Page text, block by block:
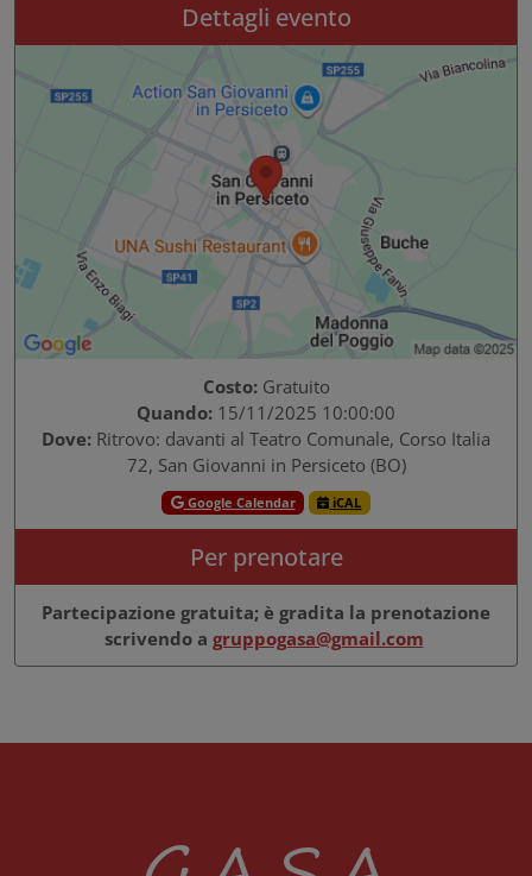
Dettagli evento
Costo:Gratuito
Quando: 15/11/2025 10:00:00
Dove: Ritrovo: davanti al Teatro Comunale, Corso Italia
72, San Giovanni in Persiceto (BO)
Google Calendar iCAL
Per prenotare
Partecipazione gratuita; è gradita la prenotazione
scrivendo a gruppogasa@gmail.com